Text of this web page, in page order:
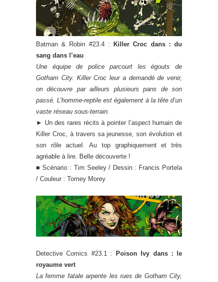
Batman & Robin #23.4 :
Killer Croc dans : du
sang dans l’eau
Une équipe de police parcourt les égouts de
Gotham City. Killer Croc leur a demandé de venir,
on découvre par ailleurs plusieurs pans de son
passé. L’homme-reptile est également à la tête d’un
vaste réseau sous-terrain.
► Un des rares récits à pointer l’aspect humain de
Killer Croc, à travers sa jeunesse, son évolution et
son rôle actuel. Au top graphiquement et très
agréable à lire. Belle découverte !
■ Scénario : Tim Seeley / Dessin : Francis Portela
/ Couleur : Tomey Morey
Detective Comics #23.1 :
Poison Ivy dans : le
royaume vert
La femme fatale arpente les rues de Gotham City,